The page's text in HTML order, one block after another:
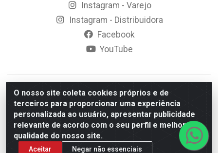
O nosso site coleta cookies próprios e de
terceiros para proporcionar uma experiência
personalizada ao usuário, apresentar publicidade
relevante de acordo com o seu perfil e melhorar a
qualidade do nosso site.
Aceitar Negar não essenciais
Instagram - Varejo
Instagram - Distribuidora
Facebook
YouTube
© 2023 Rally Motos - todos os direitos reservados.
Razão Social: Rally motos distribuidora, importadora e
transportadora de peças LTDA - CNPJ 09.262.859/0001-43 -
Rua Vigário Calixto 2900 - Catolé, Campina Grande/PB